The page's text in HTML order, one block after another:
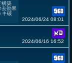
構築
去効果
キ破
2024/06/24 08:01
2024/06/16 16:52